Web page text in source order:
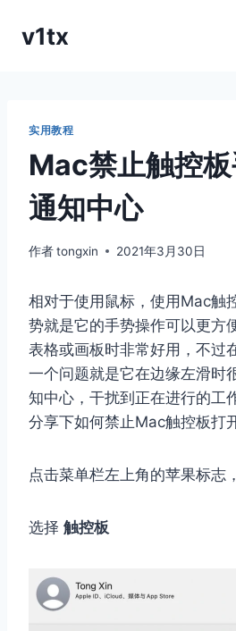
v1tx
实用教程
Mac禁止触控
通知中心
作者tongxin 2021年3月30日
相对于使用鼠标，使用Mac触
势就是它的手势操作可以更方
表格或画板时非常好用，不过
一个问题就是它在边缘左滑时
知中心，干扰到正在进行的工
分享下如何禁止Mac触控板打
点击菜单栏左上角的苹果标志
选择 触控板